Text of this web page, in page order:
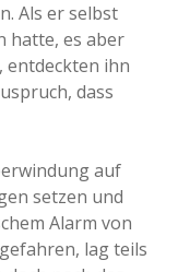
Als er selbst
hatte, es aber
entdeckten ihn
dass
auf
setzen und
Alarm von
lag teils